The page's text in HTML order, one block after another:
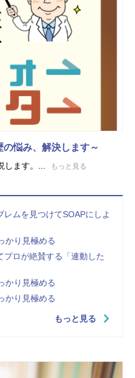
悩み、解決します～
します。... もっと見る
ムを見つけてSOAPにしよ
かり見極める
プロが絶賛する「連動した
かり見極める
かり見極める
もっと見る